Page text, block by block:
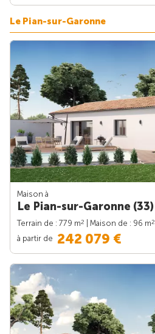
Le Pian-sur-Garonne
Maison à
Le Pian-sur-Garonne (33)
Terrain de : 779 m2 | Maison de : 96 m2
à partir de 242 079 €